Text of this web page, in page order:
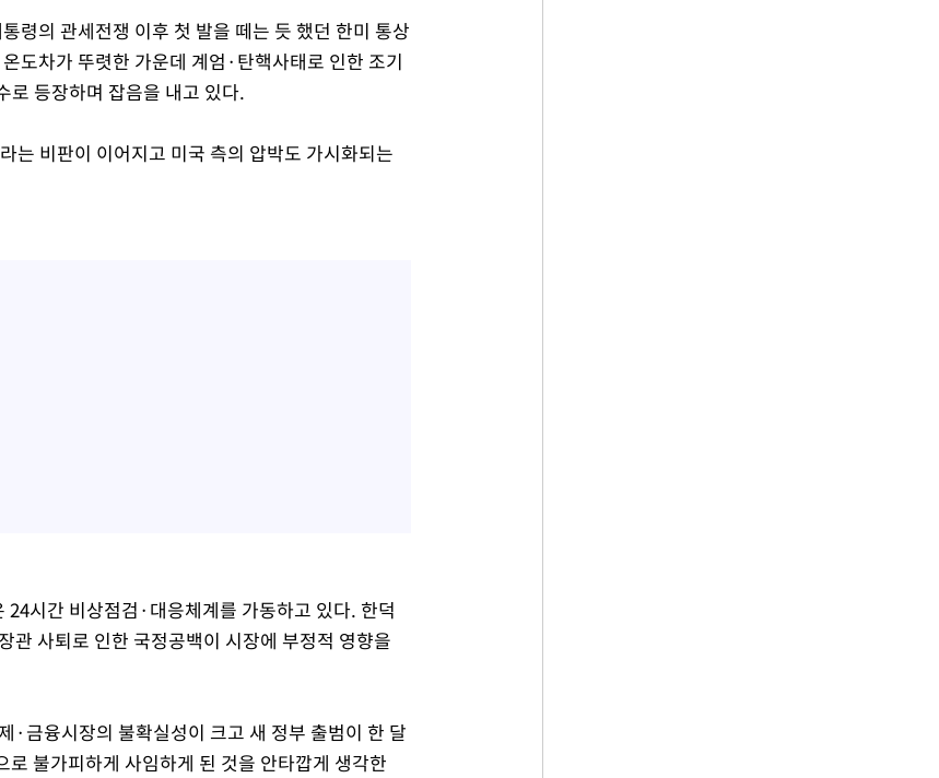
령의 관세전쟁 이후 첫 발을 떼는 듯 했던 한미 통상
도차가 뚜렷한 가운데 계엄·탄핵사태로 인한 조기
로 등장하며 잡음을 내고 있다.
는 비판이 이어지고 미국 측의 압박도 가시화되는
시간 비상점검·대응체계를 가동하고 있다. 한덕
관 사퇴로 인한 국정공백이 시장에 부정적 영향을
·금융시장의 불확실성이 크고 새 정부 출범이 한 달
불가피하게 사임하게 된 것을 안타깝게 생각한